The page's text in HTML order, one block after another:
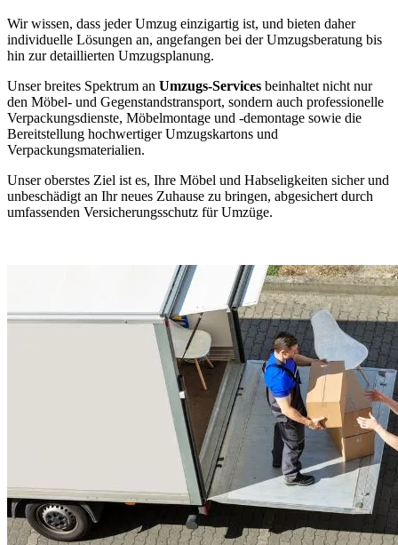
Wir wissen, dass jeder Umzug einzigartig ist, und bieten daher
individuelle Lösungen an, angefangen bei der Umzugsberatung bis
hin zur detaillierten Umzugsplanung.
Unser breites Spektrum an Umzugs-Services beinhaltet nicht nur
den Möbel- und Gegenstandstransport, sondern auch professionelle
Verpackungsdienste, Möbelmontage und -demontage sowie die
Bereitstellung hochwertiger Umzugskartons und
Verpackungsmaterialien.
Unser oberstes Ziel ist es, Ihre Möbel und Habseligkeiten sicher und
unbeschädigt an Ihr neues Zuhause zu bringen, abgesichert durch
umfassenden Versicherungsschutz für Umzüge.